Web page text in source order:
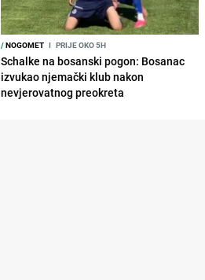
/NOGOMET I PRIJE OKO 5H
Schalke na bosanski pogon: Bosanac
izvukao njemački klub nakon
nevjerovatnog preokreta